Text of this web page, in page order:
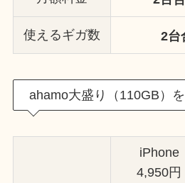
使えるギガ数 2
ahamo大盛り（110GB）
iPhone
4,950円